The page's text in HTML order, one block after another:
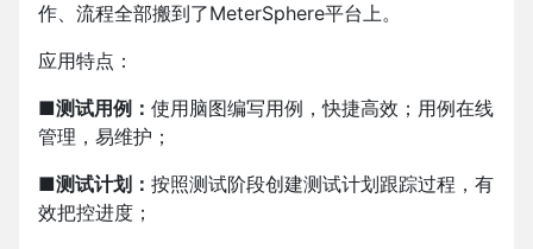
作、流程全部搬到了MeterSphere平台上。
应用特点：
■测试用例： 使用脑图编写用例，快捷高效；用例在线
管理，易维护；
■测试计划： 按照测试阶段创建测试计划跟踪过程，有
效把控进度；